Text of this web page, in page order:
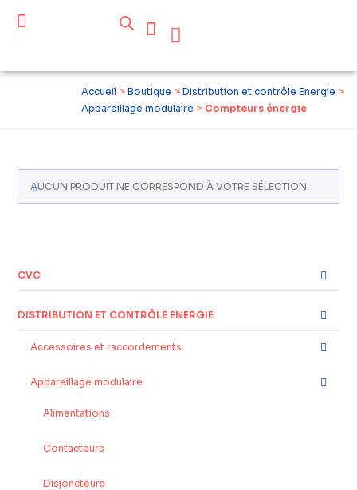
Accueil > Boutique > Distribution et contrôle Energie >
Appareillage modulaire > Compteurs énergie
AUCUN PRODUIT NE CORRESPOND À VOTRE SÉLECTION.
CVC
DISTRIBUTION ET CONTRÔLE ENERGIE
Accessoires et raccordements
Appareillage modulaire
Alimentations
Contacteurs
Disjoncteurs